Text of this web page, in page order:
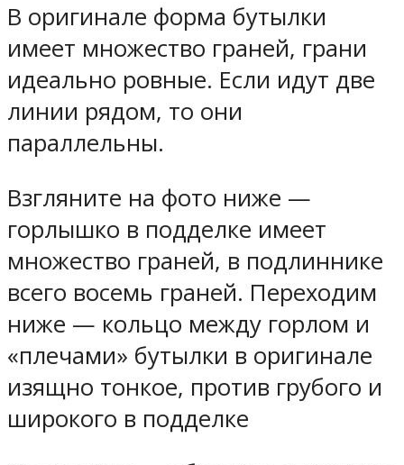
В оригинале форма бутылки
имеет множество граней, грани
идеально ровные. Если идут две
линии рядом, то они
параллельны.
Взгляните на фото ниже —
горлышко в подделке имеет
множество граней, в подлиннике
всего восемь граней. Переходим
ниже — кольцо между горлом и
«плечами» бутылки в оригинале
изящно тонкое, против грубого и
широкого в подделке